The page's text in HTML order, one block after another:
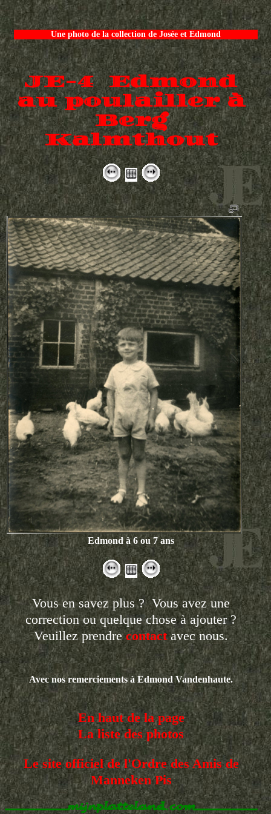
Une photo de la collection de Josée et Edmond
JE-4 Edmond
au poulailler à
Berg
Kalmthout
Edmond à 6 ou 7 ans
Vous en savez plus ? Vous avez une
correction ou quelque chose à ajouter ?
Veuillez prendrecontactavec nous.
Avec nos remerciements à Edmond Vandenhaute.
En haut de la page
La liste des photos
Le site officiel de l'Ordre des Amis de
Manneken Pis